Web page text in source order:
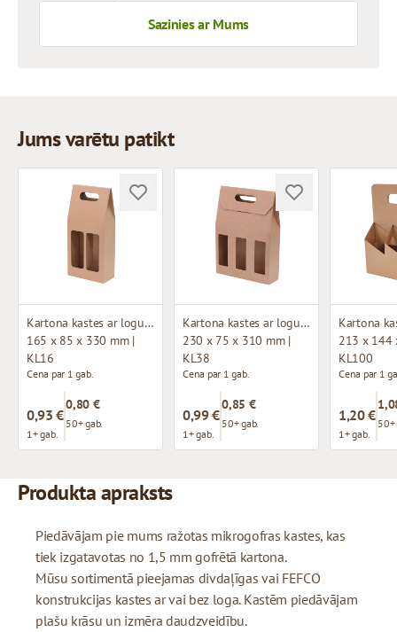
Sazinies ar Mums
Jums varētu patikt
Kartona kastes ar logu (mikrogofras)
165 x 85 x 330 mm |
KL16
Cena par 1 gab.
0,93 €
1+ gab.
0,80 €
50+ gab.
Kartona kastes ar logu (mikrogofras)
230 x 75 x 310 mm |
KL38
Cena par 1 gab.
0,99 €
1+ gab.
0,85 €
50+ gab.
213 x 144
KL100
Cena par 1
1,20 €
1+ gab.
50+
Produkta apraksts
Piedāvājam pie mums ražotas mikrogofras kastes, kas
tiek izgatavotas no 1,5 mm gofrētā kartona.
Mūsu sortimentā pieejamas divdaļīgas vai FEFCO
konstrukcijas kastes ar vai bez loga. Kastēm piedāvājam
plašu krāsu un izmēra daudzveidību.